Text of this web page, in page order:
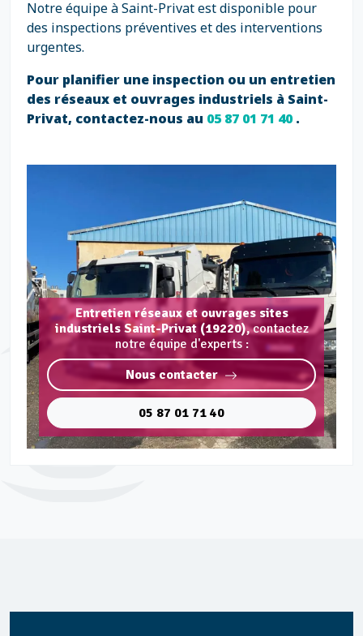
Notre équipe à Saint-Privat est disponible pour
des inspections préventives et des interventions
urgentes.
Pour planifier une inspection ou un entretien
des réseaux et ouvrages industriels à Saint-
Privat, contactez-nous au 05 87 01 71 40.
Entretien réseaux et ouvrages sites
industriels Saint-Privat (19220),contactez
notre équipe d'experts :
Nous contacter
05 87 01 71 40